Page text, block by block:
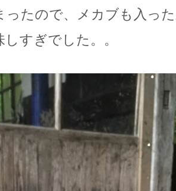
ったので、メカブも入っ
すぎでした。。